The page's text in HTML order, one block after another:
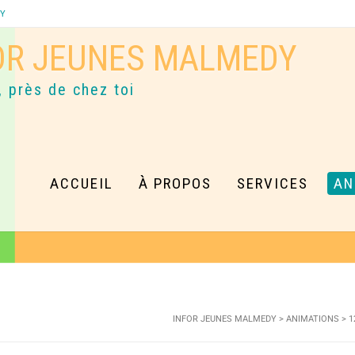
JEUNES MALMEDY
près de chez toi
ACCUEIL À PROPOS SERVICES
INFOR JEUNES MALMEDY >ANIMATIONS >